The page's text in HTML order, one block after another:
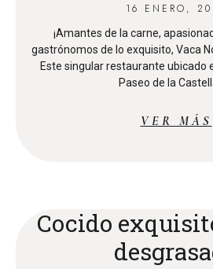
16 ENERO,
¡Amantes de la carne,
gastrónomos de lo exquisito, Vaca
Este singular restaurante ubicado
Paseo de la
VER MÁS
Cocido